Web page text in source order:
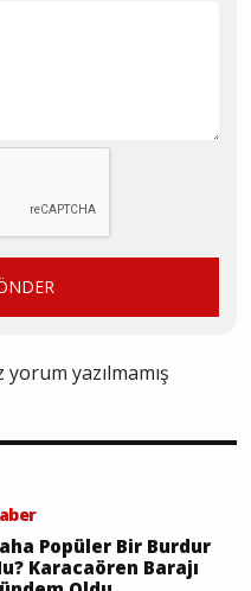
yazılmamış
Popüler Bir Burdur
Karacaören Barajı